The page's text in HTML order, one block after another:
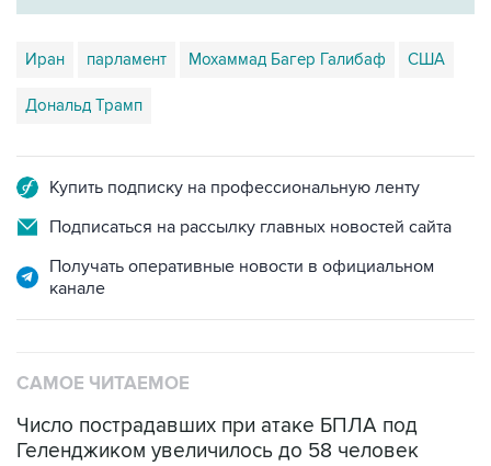
Иран парламент Мохаммад Багер Галибаф США
Дональд Трамп
Купить подписку на профессиональную ленту
Подписаться на рассылку главных новостей сайта
Получать оперативные новости в официальном
канале
САМОЕ ЧИТАЕМОЕ
Число пострадавших при атаке БПЛА под
Геленджиком увеличилось до 58 человек